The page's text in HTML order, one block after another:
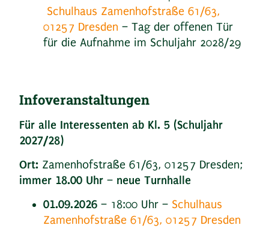
Schulhaus Zamenhofstraße 61/63,
01257 Dresden – Tag der offenen Tür
für die Aufnahme im Schuljahr 2028/29
Infoveranstaltungen
Für alle Interessenten ab Kl. 5 (Schuljahr
2027/28)
Ort: Zamenhofstraße 61/63, 01257 Dresden;
immer 18.00 Uhr – neue Turnhalle
01.09.2026 – 18:00 Uhr – Schulhaus
Zamenhofstraße 61/63, 01257 Dresden